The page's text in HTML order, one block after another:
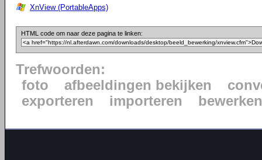
XnView (PortableApps)
HTML code om naar deze pagina te linken:
Trefwoorden:
foto
afbeeldingen bekijken
exporteren
importeren bewerken